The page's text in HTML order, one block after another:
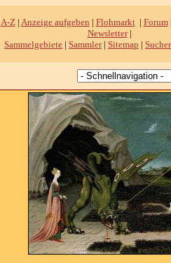
A-Z| Anzeige aufgeben | Flohmarkt| Forum|
Newsletter|
Sammelgebiete | Sammler| Sitemap |